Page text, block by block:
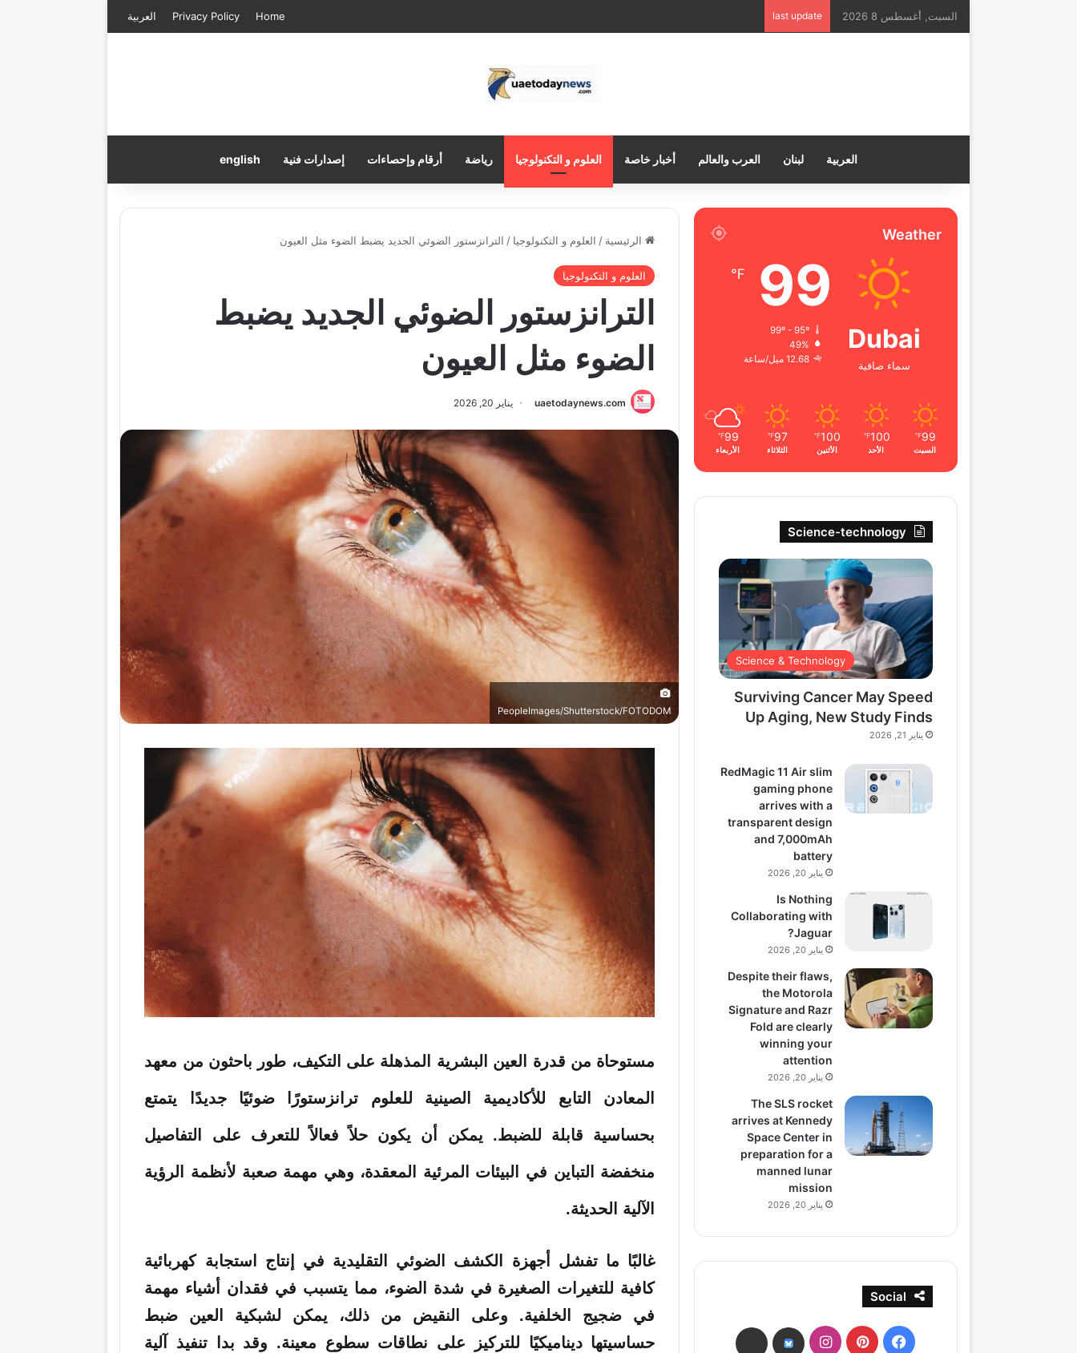
السبت, أغسطس 8 2026 last update
Home
Privacy Policy العربية
العربية لبنان العرب والعالم أخبار خاصة العلوم و التكنولوجيا رياضة أرقام وإحصاءات إصدارات فنية english
الرئيسية / العلوم و التكنولوجيا / الترانزستور الضوئي الجديد يضبط الضوء مثل العيون
العلوم و التكنولوجيا
الترانزستور الضوئي الجديد يضبط
الضوء مثل العيون
uaetodaynews.com يناير 20, 2026
PeopleImages/Shutterstock/FOTODOM
مستوحاة من قدرة العين البشرية المذهلة على التكيف، طور باحثون من معهد
المعادن التابع للأكاديمية الصينية للعلوم ترانزستورًا ضوئيًا جديدًا يتمتع
بحساسية قابلة للضبط. يمكن أن يكون حلاً فعالاً للتعرف على التفاصيل
منخفضة التباين في البيئات المرئية المعقدة، وهي مهمة صعبة لأنظمة الرؤية
الآلية الحديثة.
غالبًا ما تفشل أجهزة الكشف الضوئي التقليدية في إنتاج استجابة كهربائية
كافية للتغيرات الصغيرة في شدة الضوء، مما يتسبب في فقدان أشياء مهمة
في ضجيج الخلفية. وعلى النقيض من ذلك، يمكن لشبكية العين ضبط
حساسيتها ديناميكيًا للتركيز على نطاقات سطوع معينة. وقد بدا تنفيذ آلية
Weather
Dubai
سماء صافية
99
℉
99º - 95º
49%
12.68 ميل/ساعة
99
℉
السبت
100
℉
الأحد
100
℉
الأثنين
97
℉
الثلاثاء
99
℉
الأربعاء
Science-technology
Science & Technology
Surviving Cancer May Speed
Up Aging, New Study Finds
يناير 21, 2026
RedMagic 11 Air slim
gaming phone
arrives with a
transparent design
and 7,000mAh
battery
يناير 20, 2026
Is Nothing
Collaborating with
Jaguar?
يناير 20, 2026
Despite their flaws,
the Motorola
Signature and Razr
Fold are clearly
winning your
attention
يناير 20, 2026
The SLS rocket
arrives at Kennedy
Space Center in
preparation for a
manned lunar
mission
يناير 20, 2026
Social
فيسبوكبينتيريستانستقرامbsky
threads